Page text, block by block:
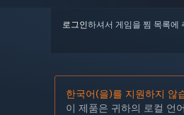
로그인하셔서 게임을 찜 목록에
한국어(을)를 지원하지 않
이 제품은 귀하의 로컬 언